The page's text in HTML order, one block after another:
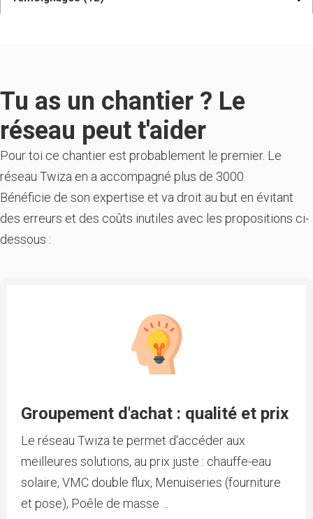
Tu as un chantier ? Le
réseau peut t'aider
Pour toi ce chantier est probablement le premier. Le
réseau Twiza en a accompagné plus de 3000.
Bénéficie de son expertise et va droit au but en évitant
des erreurs et des coûts inutiles avec les propositions ci-
dessous :
Groupement d'achat : qualité et prix
Le réseau Twiza te permet d'accéder aux
meilleures solutions, au prix juste : chauffe-eau
solaire, VMC double flux, Menuiseries (fourniture
et pose), Poêle de masse ...